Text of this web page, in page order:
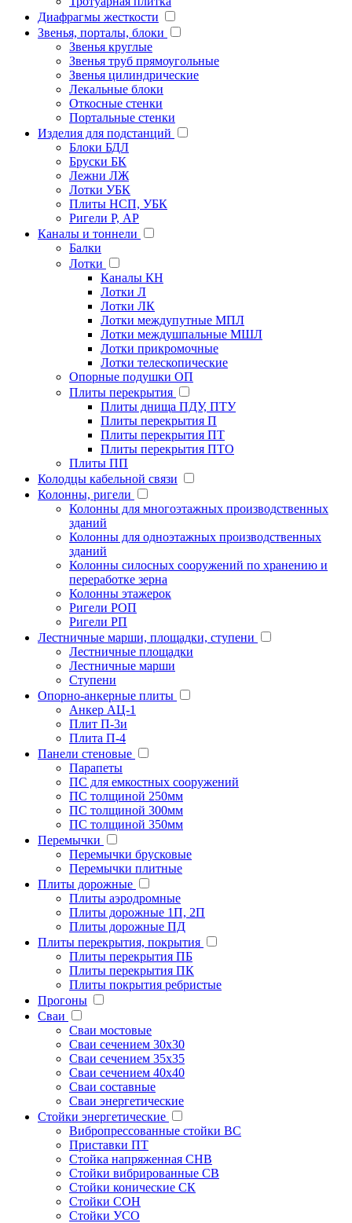
Диафрагмы жесткости
Звенья, порталы, блоки
Звенья круглые
Звенья труб прямоугольные
Звенья цилиндрические
Лекальные блоки
Откосные стенки
Портальные стенки
Изделия для подстанций
Блоки БДЛ
Бруски БК
Лежни ЛЖ
Лотки УБК
Плиты НСП, УБК
Ригели Р, АР
Каналы и тоннели
Балки
Лотки
Каналы КН
Лотки Л
Лотки ЛК
Лотки междупутные МПЛ
Лотки междушпальные МШЛ
Лотки прикромочные
Лотки телескопические
Опорные подушки ОП
Плиты перекрытия
Плиты днища ПДУ, ПТУ
Плиты перекрытия П
Плиты перекрытия ПТ
Плиты перекрытия ПТО
Плиты ПП
Колодцы кабельной связи
Колонны, ригели
Колонны для многоэтажных производственных
зданий
Колонны для одноэтажных производственных
зданий
Колонны силосных сооружений по хранению и
переработке зерна
Колонны этажерок
Ригели РОП
Ригели РП
Лестничные марши, площадки, ступени
Лестничные площадки
Лестничные марши
Ступени
Опорно-анкерные плиты
Анкер АЦ-1
Плит П-3и
Плита П-4
Панели стеновые
Парапеты
ПС для емкостных сооружений
ПС толщиной 250мм
ПС толщиной 300мм
ПС толщиной 350мм
Перемычки
Перемычки брусковые
Перемычки плитные
Плиты дорожные
Плиты аэродромные
Плиты дорожные 1П, 2П
Плиты дорожные ПД
Плиты перекрытия, покрытия
Плиты перекрытия ПБ
Плиты перекрытия ПК
Плиты покрытия ребристые
Прогоны
Сваи
Сваи мостовые
Сваи сечением 30х30
Сваи сечением 35х35
Сваи сечением 40х40
Сваи составные
Сваи энергетические
Стойки энергетические
Вибропрессованные стойки ВС
Приставки ПТ
Стойка напряженная СНВ
Стойки вибрированные СВ
Стойки конические СК
Стойки СОН
Стойки УСО